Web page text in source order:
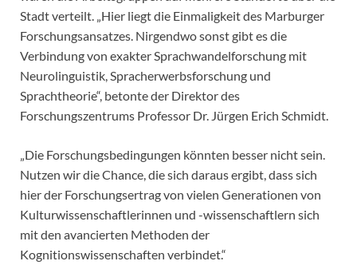
Stadt verteilt. „Hier liegt die Einmaligkeit des Marburger
Forschungsansatzes. Nirgendwo sonst gibt es die
Verbindung von exakter Sprachwandelforschung mit
Neurolinguistik, Spracherwerbsforschung und
Sprachtheorie“, betonte der Direktor des
Forschungszentrums Professor Dr. Jürgen Erich Schmidt.
„Die Forschungsbedingungen könnten besser nicht sein.
Nutzen wir die Chance, die sich daraus ergibt, dass sich
hier der Forschungsertrag von vielen Generationen von
Kulturwissenschaftlerinnen und -wissenschaftlern sich
mit den avancierten Methoden der
Kognitionswissenschaften verbindet.“